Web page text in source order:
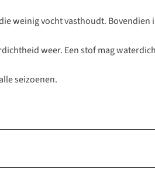
weinig vocht vasthoudt.
weer. Een stof mag
seizoenen.